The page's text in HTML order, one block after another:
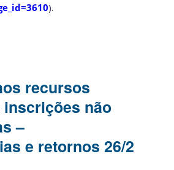
).
recursos
inscrições não
–
e retornos 26/2